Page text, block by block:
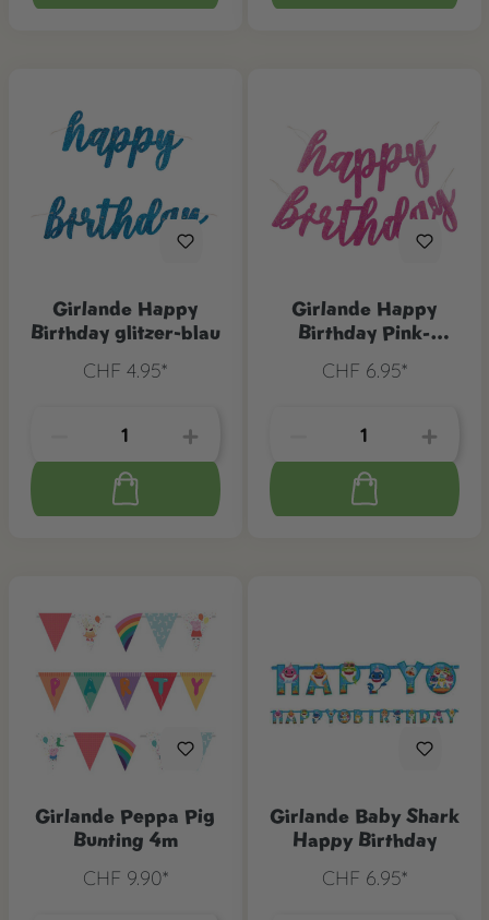
Girlande Happy
Birthday glitzer-blau
CHF 4.95*
Girlande Happy
Birthday Pink-
CHF 6.95*
Girlande Peppa Pig
Bunting 4m
CHF 9.90*
Girlande Baby Shark
Happy Birthday
CHF 6.95*